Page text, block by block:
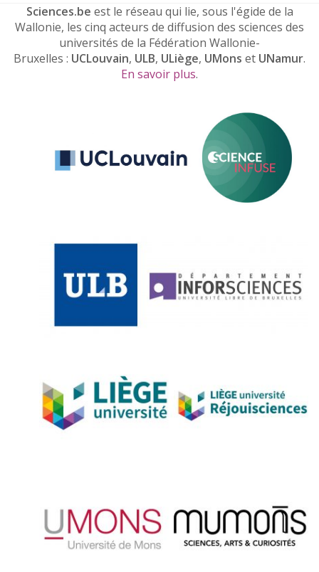
Sciences.be est le réseau qui lie, sous l'égide de la
Wallonie, les cinq acteurs de diffusion des sciences des
universités de la Fédération Wallonie-
Bruxelles : UCLouvain, ULB, ULiège, UMons et UNamur.
En savoir plus.